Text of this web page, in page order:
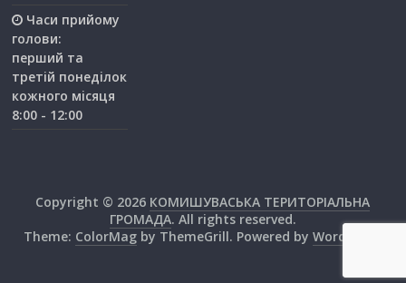
Часи прийому
голови:
перший та
третiй понедiлок
кожного мiсяця
8:00 - 12:00
Copyright © 2026 КОМИШУВАСЬКА ТЕРИТОРІАЛЬНА
ГРОМАДА. All rights reserved.
Theme: ColorMagby ThemeGrill. Powered by WordPress